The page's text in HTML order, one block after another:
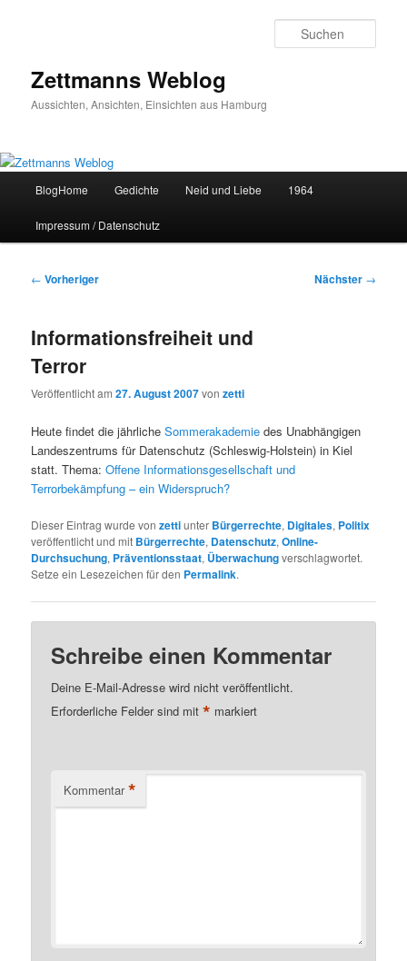
Zettmanns Weblog
Aussichten, Ansichten, Einsichten aus Hamburg
BlogHome Gedichte Neid und Liebe 1964
Impressum / Datenschutz
Beitragsnavigation
← Vorheriger Nächster →
Informationsfreiheit und
Terror
Veröffentlicht am27. August 2007vonzetti
Heute findet die jährlicheSommerakademie des Unabhängigen
Landeszentrums für Datenschutz (Schleswig-Holstein) in Kiel
statt. Thema:Offene Informationsgesellschaft und
Terrorbekämpfung – ein Widerspruch?
Dieser Eintrag wurde vonzettiunter Bürgerrechte, Digitales, Politix
veröffentlicht und mit Bürgerrechte, Datenschutz,Online-
Durchsuchung, Präventionsstaat, Überwachungverschlagwortet.
Setze ein Lesezeichen für den Permalink.
Schreibe einen Kommentar
Deine E-Mail-Adresse wird nicht veröffentlicht.
Erforderliche Felder sind mit* markiert
Kommentar *